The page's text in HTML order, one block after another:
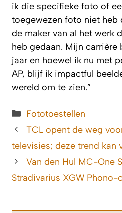
ik die specifieke foto of
toegewezen foto niet heb
de maker van al het werk
heb gedaan. Mijn carrière
jaar en hoewel ik nu met
AP, blijf ik impactful
wereld om te zien.”
Categorieën
Fototoestellen
TCL opent de weg
televisies; deze trend kan
Van den Hul MC-One
Stradivarius XGW Phono-